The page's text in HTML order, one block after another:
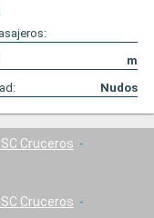
m
Nudos
Cruceros
Cruceros